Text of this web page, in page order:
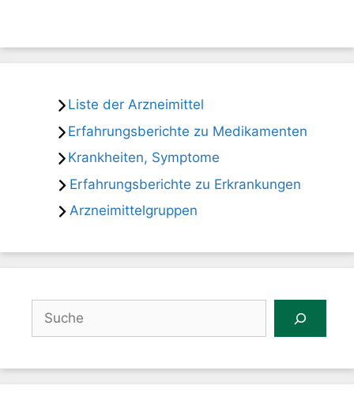
Liste der Arzneimittel
Erfahrungsberichte zu Medikamenten
Krankheiten, Symptome
Erfahrungsberichte zu Erkrankungen
Arzneimittelgruppen
Suchen